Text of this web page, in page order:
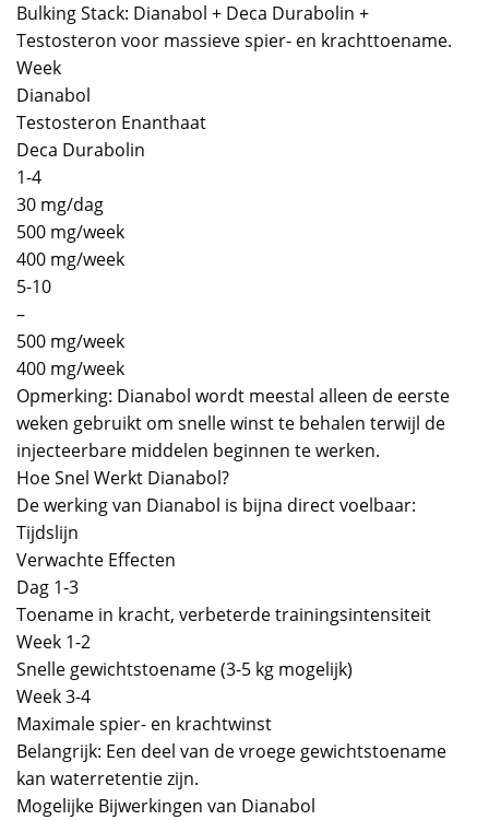
Bulking Stack: Dianabol + Deca Durabolin +
Testosteron voor massieve spier- en krachttoename.
Week
Dianabol
Testosteron Enanthaat
Deca Durabolin
1-4
30 mg/dag
500 mg/week
400 mg/week
5-10
–
500 mg/week
400 mg/week
Opmerking: Dianabol wordt meestal alleen de eerste
weken gebruikt om snelle winst te behalen terwijl de
injecteerbare middelen beginnen te werken.
Hoe Snel Werkt Dianabol?
De werking van Dianabol is bijna direct voelbaar:
Tijdslijn
Verwachte Effecten
Dag 1-3
Toename in kracht, verbeterde trainingsintensiteit
Week 1-2
Snelle gewichtstoename (3-5 kg mogelijk)
Week 3-4
Maximale spier- en krachtwinst
Belangrijk: Een deel van de vroege gewichtstoename
kan waterretentie zijn.
Mogelijke Bijwerkingen van Dianabol